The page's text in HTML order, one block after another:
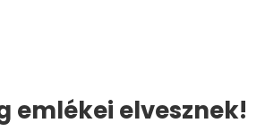
emlékei elvesznek!